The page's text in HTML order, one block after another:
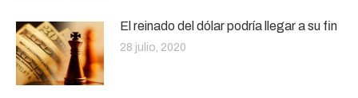
El reinado del dólar podría llegar a su fin
28 julio, 2020